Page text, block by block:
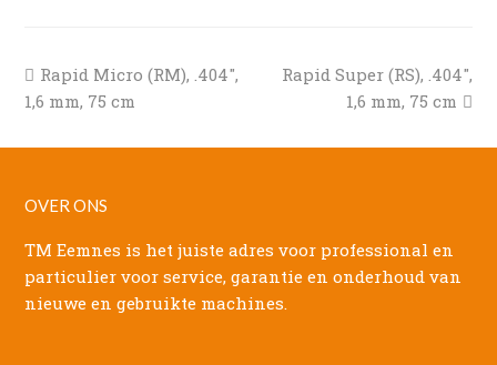
previous
post:
Rapid Micro (RM), .404″,
1,6 mm, 75 cm
next
Rapid Super (RS), .404″,
1,6 mm, 75 cm
OVER ONS
TM Eemnes is het juiste adres voor professional en
particulier voor service, garantie en onderhoud van
nieuwe en gebruikte machines.